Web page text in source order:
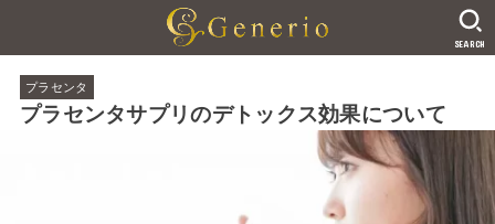
SEARCH
プラセンタ
プラセンタサプリのデトックス効果について